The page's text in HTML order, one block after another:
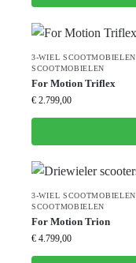
3-WIEL SCOOTMOBIELEN
SCOOTMOBIELEN
For Motion Triflex
€ 2.799,00
3-WIEL SCOOTMOBIELEN
SCOOTMOBIELEN
For Motion Trion
€ 4.799,00